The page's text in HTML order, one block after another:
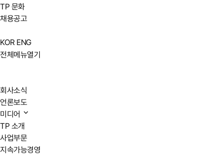
TP 문화
채용공고
KOR ENG
전체메뉴열기
회사소식
언론보도
미디어
TP 소개
사업부문
지속가능경영